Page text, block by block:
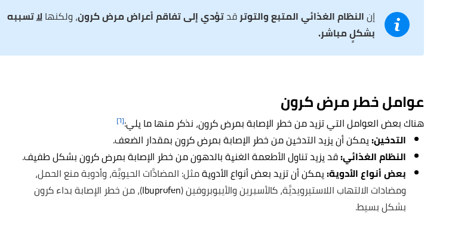
إنالنظام الغذائي المتبع والتوتر قدتؤدي إلى تفاقم أعراض مرض كرون، ولكنهالاتسببه
بشكلٍ مباشر.
عوامل خطر مرض كرون
هناك بعض العوامل التي تزيد من خطر الإصابة بمرض كرون، نذكر منها ما يلي:[٦]
التدخين:يمكن أن يزيد التدخين من خطر الإصابة بمرض كرون بمقدار الضعف.
النظام الغذائي:قد يزيد تناول الأطعمة الغنية بالدهون من خطر الإصابة بمرض كرون بشكل طفيف.
بعض أنواع الأدوية:يمكن أن تزيد بعض أنواع الأدويةمثل: المضادَّات الحيويَّة، وأدوية منع الحمل،
ومضادات الالتهاب اللاستيرويديَّة، كالأسبرين والأيبوبروفين (Ibuprofen)، من خطر الإصابة بداء كرون
بشكل بسيط.